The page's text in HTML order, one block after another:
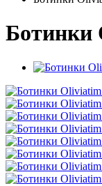
Ботинки